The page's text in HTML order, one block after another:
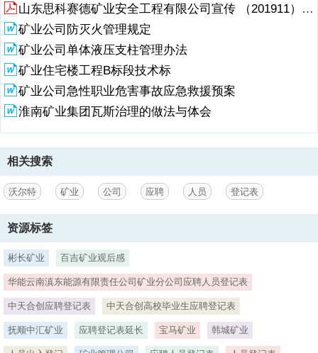
作经历工作时间单位名称职 位薪 资离职原因家庭成员姓 名关系工作单
位职 务联系电话技能(如气焊、维修、高低压配电等)填表须知：1.保证
本表个人填写资料信息属实，如有不实，愿承担一切责任，并接受公司
相应的处罚；2.保证进入公司后服从公司管理，遵守公司各项管理制
度，如有违反，原接受相应处罚；4.入职前十天磨合期内双方认为不适
合此工作，可自由解职，十天内无工资，磨合期满，经考核合格后，进
入30天的试用期。试用期内没有特殊情况不准辞职，试用期内辞职的前
十天工资作为培训费扣除；5.试用期内签订一年的劳动合同，合同期内
辞职的按合同扣除违约金；6.员工辞职需提前一个月提出申请，经批准
后方可离职；7.沃尔特矿业公司各项规章制度、相关劳动纪律等本人已
知晓，愿意接受。紧急情况下联系人姓名和电话： 本人签字： 日期：
年 月 日
山东思科赛德矿业安全工程有限公司宣传 （201911）设备
矿业公司防灭火管理规定
矿业公司单体液压支柱管理办法
矿业住宅楼工程B标段技术标
矿业公司急性职业危害事故应急救援预案
淮南矿业集团瓦斯治理的做法与体会
相关搜索
沃尔特 矿业 公司 应聘 人员 登记表
资源标签
彬长矿业 百吉矿业观后感
华能云南滇东能源有限责任公司矿业分公司应聘人员登记表
中天合创应聘登记表 中天合创高校毕业生应聘登记表
抚顺中汇矿业 应聘登记表延长 宝马矿业 韩城矿业